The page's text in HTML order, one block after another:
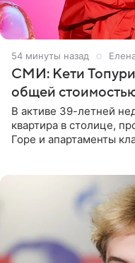
54 минуты назад
СМИ: Кети
общей
В активе 39-летней
квартира в столице,
Горе и апартаменты